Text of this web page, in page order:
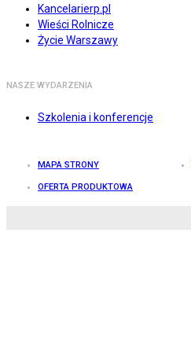
Kancelarierp.pl
Wieści Rolnicze
Życie Warszawy
NASZE WYDARZENIA
Szkolenia i konferencje
MAPA STRONY
OFERTA PRODUKTOWA